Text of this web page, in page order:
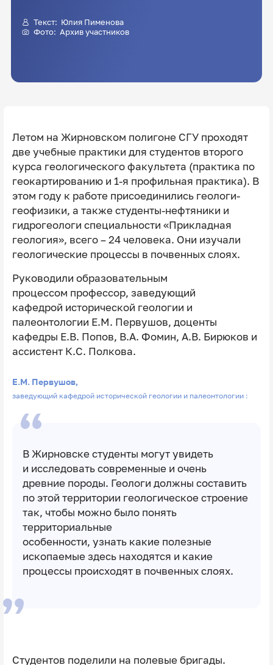
Текст: Юлия Пименова
Фото: Архив участников
Летом на Жирновском полигоне СГУ проходят
две учебные практики для студентов второго
курса геологического факультета (практика по
геокартированию и 1-я профильная практика). В
этом году к работе присоединились геологи-
геофизики, а также студенты-нефтяники и
гидрогеологи специальности «Прикладная
геология», всего – 24 человека. Они изучали
геологические процессы в почвенных слоях.
Руководили образовательным
процессом профессор, заведующий
кафедрой исторической геологии и
палеонтологии Е.М. Первушов, доценты
кафедры Е.В. Попов, В.А. Фомин, А.В. Бирюков и
ассистент К.С. Полкова.
Е.М. Первушов,
заведующий кафедрой исторической геологии и палеонтологии :
В Жирновске студенты могут увидеть
и исследовать современные и очень
древние породы. Геологи должны составить
по этой территории геологическое строение
так, чтобы можно было понять
территориальные
особенности, узнать какие полезные
ископаемые здесь находятся и какие
процессы происходят в почвенных слоях.
Cтудентов поделили на полевые бригады.